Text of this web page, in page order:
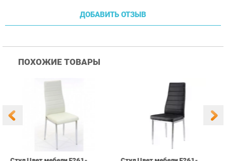
3 090 ₽ Купить
Стул Цвет мебели F261-
info@chair-ekb.ru
КАТАЛОГ ИНФОРМАЦИЯ ГОРОДА